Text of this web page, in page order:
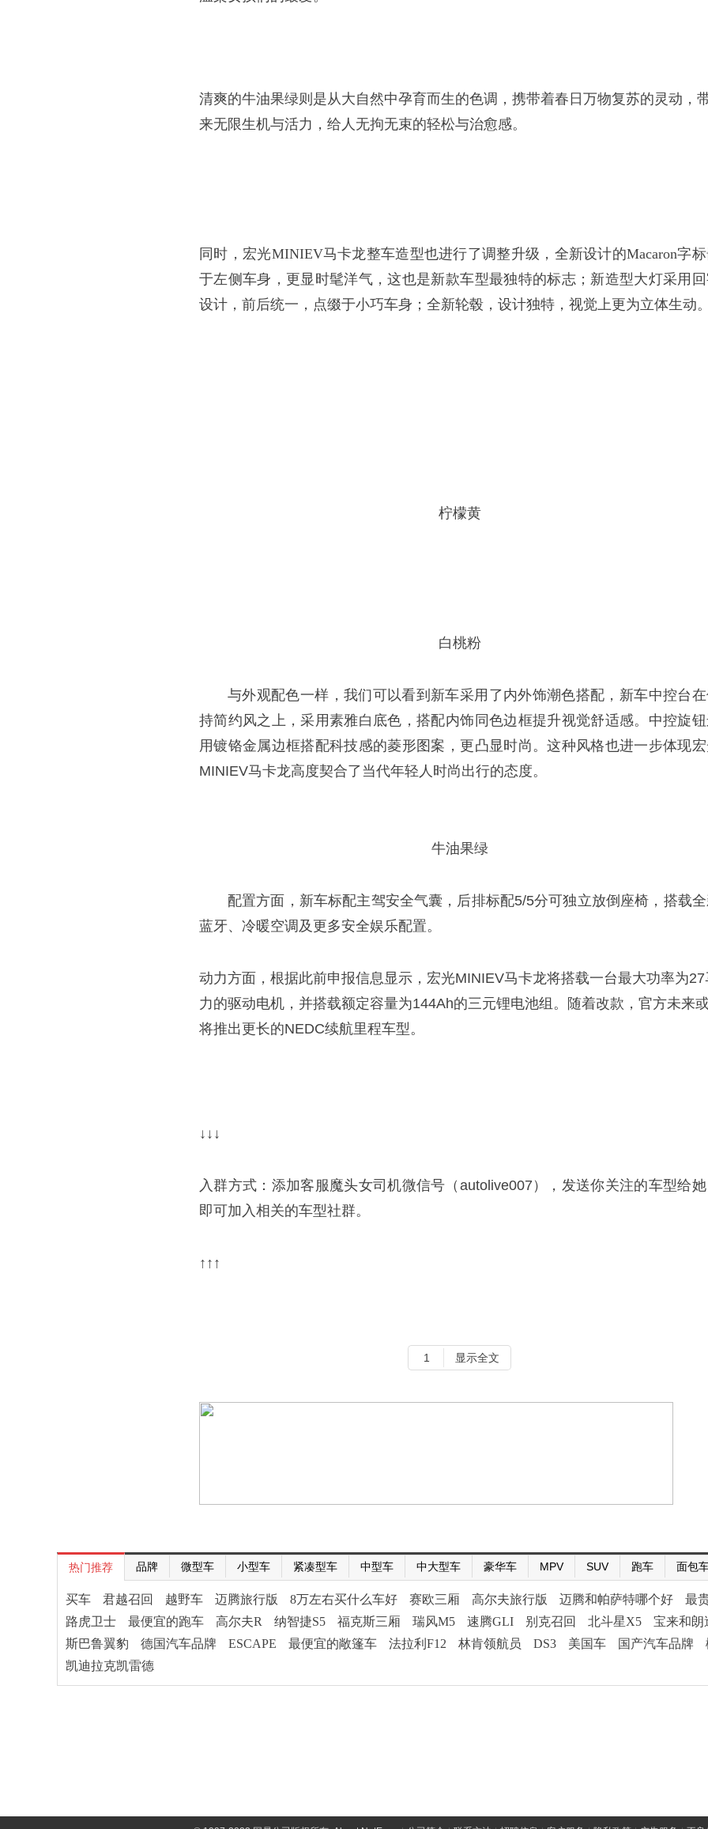
清爽的牛油果绿则是从大自然中孕育而生的色调，携带着春日万物复苏的灵动，
来无限生机与活力，给人无拘无束的轻松与治愈感。
同时，宏光MINIEV马卡龙整车造型也进行了调整升级，全新设计的Macaron字
于左侧车身，更显时髦洋气，这也是新款车型最独特的标志；新造型大灯采用
设计，前后统一，点缀于小巧车身；全新轮毂，设计独特，视觉上更为立体生动。
柠檬黄
白桃粉
与外观配色一样，我们可以看到新车采用了内外饰潮色搭配，新车中控台
持简约风之上，采用素雅白底色，搭配内饰同色边框提升视觉舒适感。中控旋
用镀铬金属边框搭配科技感的菱形图案，更凸显时尚。这种风格也进一步体现
MINIEV马卡龙高度契合了当代年轻人时尚出行的态度。
牛油果绿
配置方面，新车标配主驾安全气囊，后排标配5/5分可独立放倒座椅，搭载
蓝牙、冷暖空调及更多安全娱乐配置。
动力方面，根据此前申报信息显示，宏光MINIEV马卡龙将搭载一台最大功率为27
力的驱动电机，并搭载额定容量为144Ah的三元锂电池组。随着改款，官方未来
将推出更长的NEDC续航里程车型。
↓↓↓
入群方式：添加客服魔头女司机微信号（autolive007），发送你关注的车型给她
即可加入相关的车型社群。
↑↑↑
1 显示全文
热门推荐 品牌 微型车 小型车 紧凑型车 中型车 中大型车 豪华车 MPV SUV 跑车 面包
买车 君越召回 越野车 迈腾旅行版 8万左右买什么车好 赛欧三厢 高尔夫旅行版 迈腾和帕萨特哪个好 最
路虎卫士
最便宜的跑车 高尔夫R 纳智捷S5 福克斯三厢 瑞风M5 速腾GLI 别克召回 北斗星X5 宝来和朗
斯巴鲁翼豹
德国汽车品牌 ESCAPE 最便宜的敞篷车 法拉利F12 林肯领航员 DS3 美国车 国产汽车品牌
凯迪拉克凯雷德